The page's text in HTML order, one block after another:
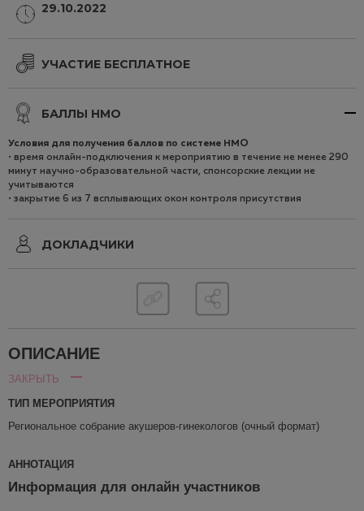
29.10.2022
УЧАСТИЕ БЕСПЛАТНОЕ
БАЛЛЫ НМО
Условия для получения баллов по системе НМO
• время онлайн-подключения к мероприятию в течение не менее 290
минут научно-образовательной части, спонсорские лекции не
учитываются
• закрытие 6 из 7 всплывающих окон контроля присутствия
ДОКЛАДЧИКИ
ОПИСАНИЕ
ЗАКРЫТЬ
ТИП МЕРОПРИЯТИЯ
Региональное собрание акушеров-гинекологов (очный формат)
АННОТАЦИЯ
Информация для онлайн участников